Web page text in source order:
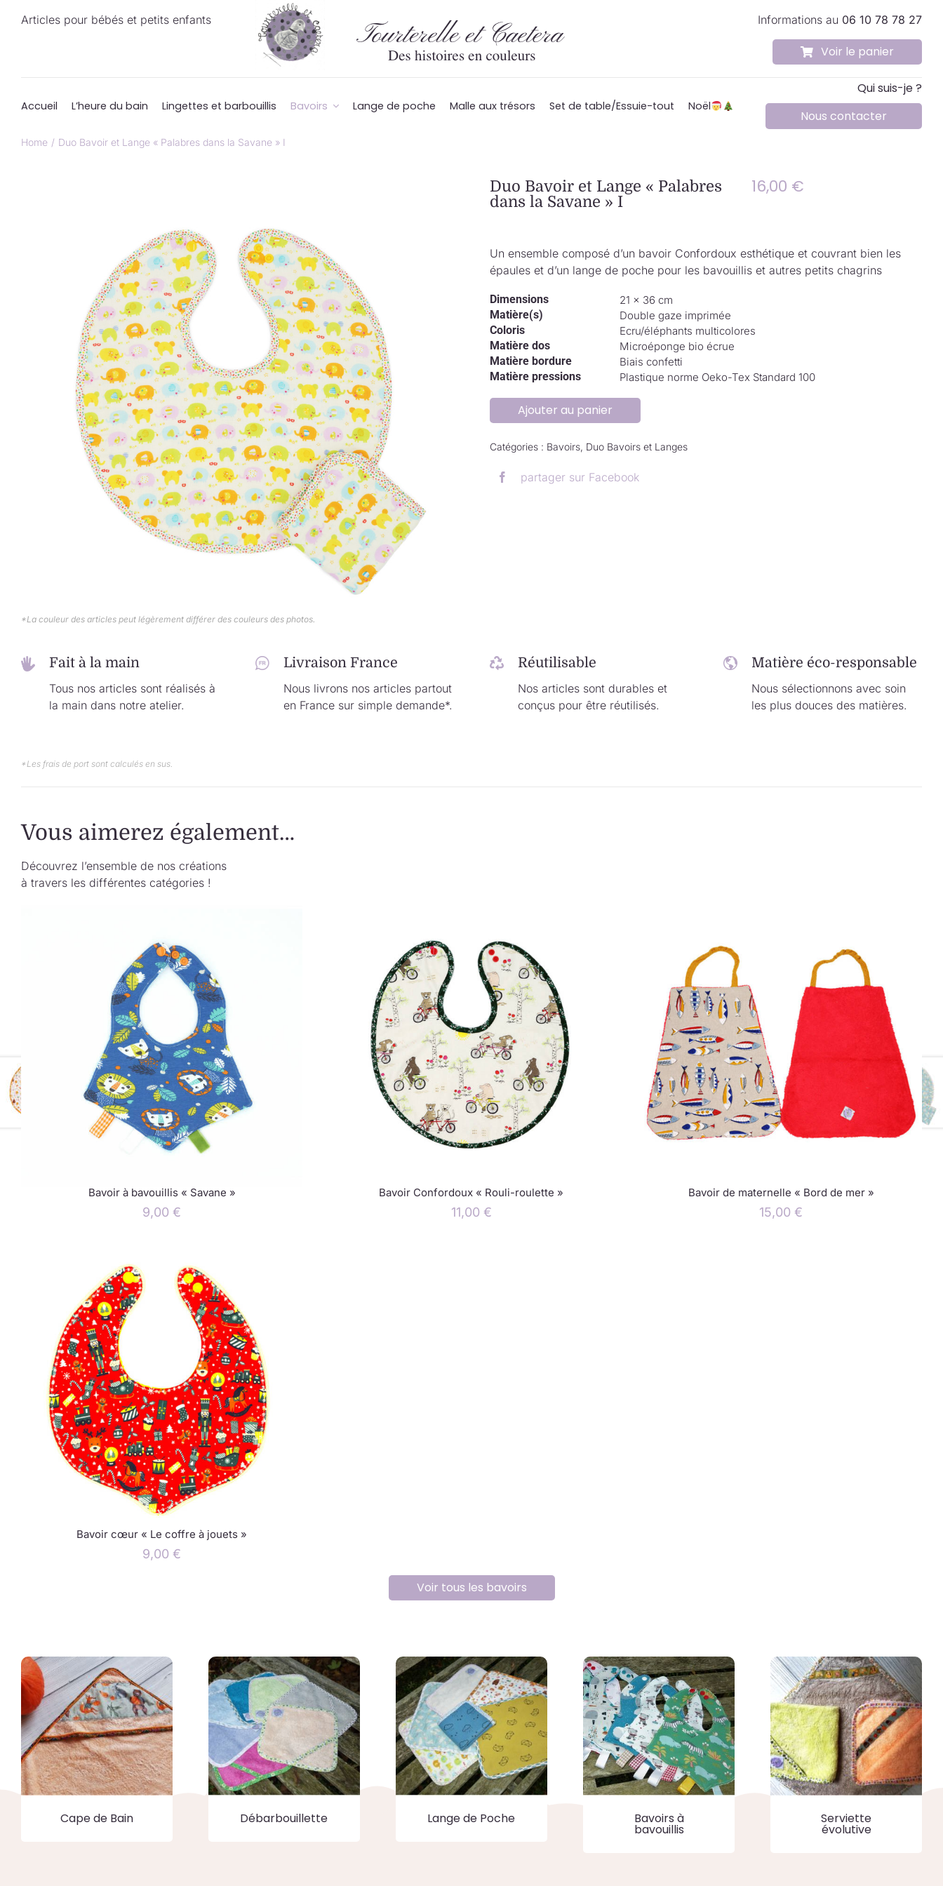
Articles pour bébés et petits enfants Informations au 06 10 78 78 27
Voir le panier
Accueil L’heure du bain Lingettes et barbouillis Bavoirs Lange de poche Malle aux trésors Set de table/Essuie-tout Noël
Qui suis-je ?
Nous contacter
Home Duo Bavoir et Lange « Palabres dans la Savane » I
*La couleur des articles peut légèrement différer des couleurs des photos.
Duo Bavoir et Lange « Palabres
dans la Savane » I
16,00 €
Un ensemble composé d’un bavoir Confordoux esthétique et couvrant bien les
épaules et d’un lange de poche pour les bavouillis et autres petits chagrins
Dimensions
21 × 36 cm
Matière(s)
Double gaze imprimée
Coloris
Ecru/éléphants multicolores
Matière dos
Microéponge bio écrue
Matière bordure
Biais confetti
Matière pressions
Plastique norme Oeko-Tex Standard 100
Ajouter au panier
Catégories : Bavoirs, Duo Bavoirs et Langes
partager sur Facebook
Fait à la main
Tous nos articles sont réalisés à
la main dans notre atelier.
Livraison France
Nous livrons nos articles partout
en France sur simple demande*.
Réutilisable
Nos articles sont durables et
conçus pour être réutilisés.
Matière éco-responsable
Nous sélectionnons avec soin
les plus douces des matières.
*Les frais de port sont calculés en sus.
Vous aimerez également…
Découvrez l’ensemble de nos créations
à travers les différentes catégories !
Bavoir à bavouillis « Savane »
9,00€
Bavoir Confordoux « Rouli-roulette »
11,00 €
Bavoir de maternelle « Bord de mer »
15,00€
Bavoir cœur « Le coffre à jouets »
9,00€
Voir tous les bavoirs
Cape de Bain Débarbouillette Lange de Poche Bavoirs à
bavouillis
Serviette
évolutive